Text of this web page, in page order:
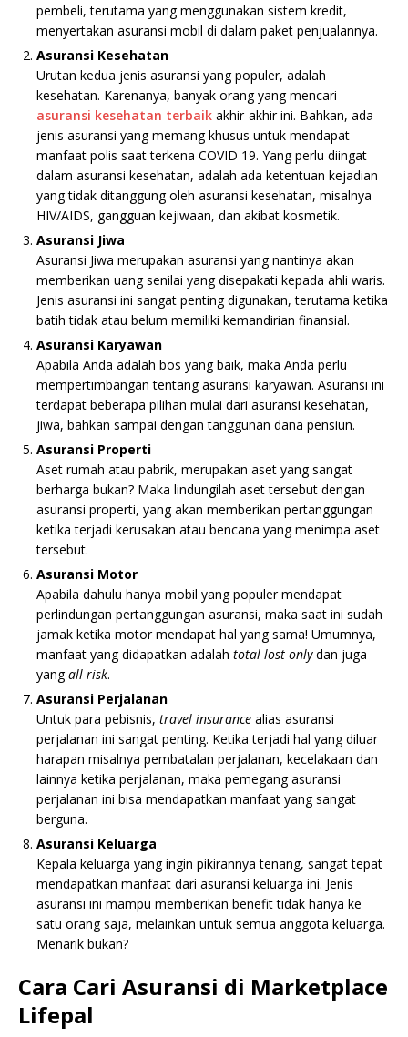
pembeli, terutama yang menggunakan sistem kredit,
menyertakan asuransi mobil di dalam paket penjualannya.
Asuransi Kesehatan
Urutan kedua jenis asuransi yang populer, adalah
kesehatan. Karenanya, banyak orang yang mencari
asuransi kesehatan terbaik akhir-akhir ini. Bahkan, ada
jenis asuransi yang memang khusus untuk mendapat
manfaat polis saat terkena COVID 19. Yang perlu diingat
dalam asuransi kesehatan, adalah ada ketentuan kejadian
yang tidak ditanggung oleh asuransi kesehatan, misalnya
HIV/AIDS, gangguan kejiwaan, dan akibat kosmetik.
Asuransi Jiwa
Asuransi Jiwa merupakan asuransi yang nantinya akan
memberikan uang senilai yang disepakati kepada ahli waris.
Jenis asuransi ini sangat penting digunakan, terutama ketika
batih tidak atau belum memiliki kemandirian finansial.
Asuransi Karyawan
Apabila Anda adalah bos yang baik, maka Anda perlu
mempertimbangan tentang asuransi karyawan. Asuransi ini
terdapat beberapa pilihan mulai dari asuransi kesehatan,
jiwa, bahkan sampai dengan tanggunan dana pensiun.
Asuransi Properti
Aset rumah atau pabrik, merupakan aset yang sangat
berharga bukan? Maka lindungilah aset tersebut dengan
asuransi properti, yang akan memberikan pertanggungan
ketika terjadi kerusakan atau bencana yang menimpa aset
tersebut.
Asuransi Motor
Apabila dahulu hanya mobil yang populer mendapat
perlindungan pertanggungan asuransi, maka saat ini sudah
jamak ketika motor mendapat hal yang sama! Umumnya,
manfaat yang didapatkan adalah total lost onlydan juga
yangall risk.
Asuransi Perjalanan
Untuk para pebisnis, travel insurance alias asuransi
perjalanan ini sangat penting. Ketika terjadi hal yang diluar
harapan misalnya pembatalan perjalanan, kecelakaan dan
lainnya ketika perjalanan, maka pemegang asuransi
perjalanan ini bisa mendapatkan manfaat yang sangat
berguna.
Asuransi Keluarga
Kepala keluarga yang ingin pikirannya tenang, sangat tepat
mendapatkan manfaat dari asuransi keluarga ini. Jenis
asuransi ini mampu memberikan benefit tidak hanya ke
satu orang saja, melainkan untuk semua anggota keluarga.
Menarik bukan?
Cara Cari Asuransi di Marketplace
Lifepal